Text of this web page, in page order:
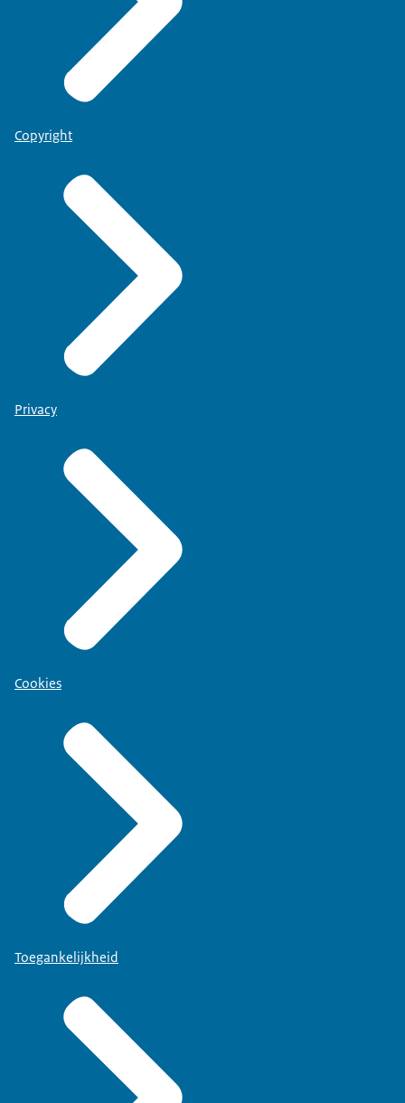
Copyright
Privacy
Cookies
Toegankelijkheid